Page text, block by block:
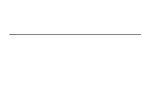
mozgatják – derült ki a Századvég